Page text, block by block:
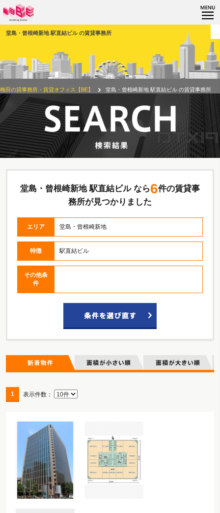
堂島・曾根崎新地 駅直結ビル の賃貸事務所
梅田の貸事務所・賃貸オフィス【BE】 堂島・曾根崎新地 駅直結ビル の賃貸事務所
堂島・曾根崎新地 駅直結ビル なら6件の賃貸事
務所が見つかりました
エリア 堂島・曾根崎新地
特徴 駅直結ビル
その他条
件
1 表示件数：